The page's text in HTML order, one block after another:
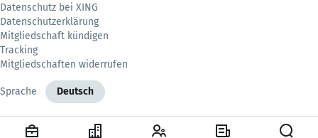
Datenschutz bei XING
Datenschutzerklärung
Mitgliedschaft kündigen
Tracking
Mitgliedschaften widerrufen
Sprache Deutsch